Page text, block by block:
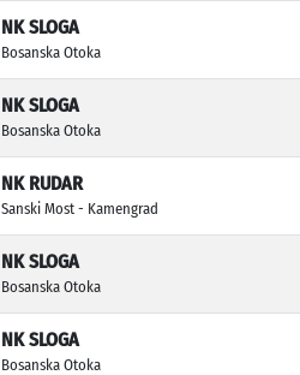
NK SLOGA
Bosanska Otoka
NK SLOGA
Bosanska Otoka
NK RUDAR
Sanski Most - Kamengrad
NK SLOGA
Bosanska Otoka
NK SLOGA
Bosanska Otoka